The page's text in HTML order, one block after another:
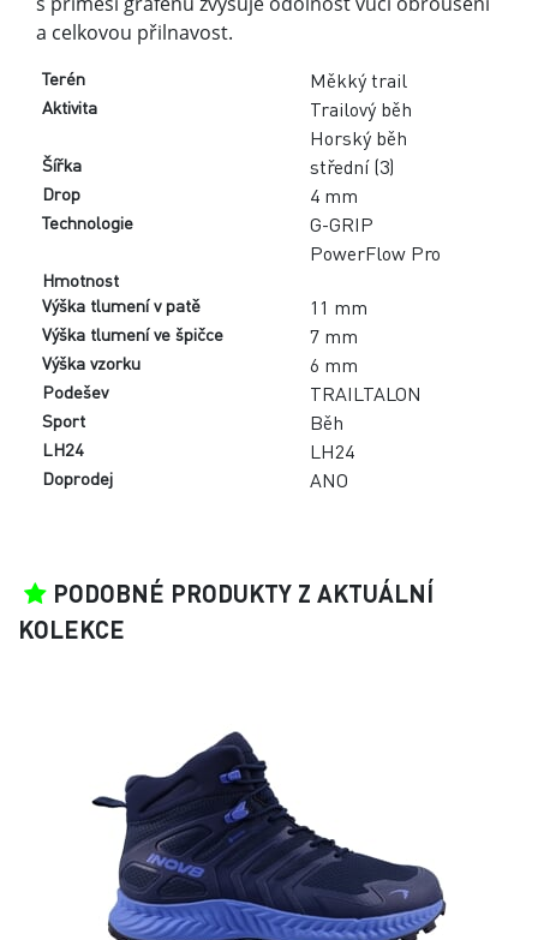
Doprodej ANO
PODOBNÉ PRODUKTY Z AKTUÁLNÍ
KOLEKCE
INOV8 ROCLITE MID GTX M
OUTDOOR |ŠIROKÁ (4,5)